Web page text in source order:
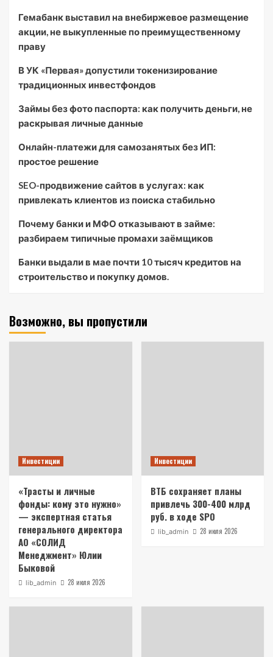
Гемабанк выставил на внебиржевое размещение
акции, не выкупленные по преимущественному
праву
В УК «Первая» допустили токенизирование
традиционных инвестфондов
Займы без фото паспорта: как получить деньги, не
раскрывая личные данные
Онлайн-платежи для самозанятых без ИП:
простое решение
SEO-продвижение сайтов в услугах: как
привлекать клиентов из поиска стабильно
Почему банки и МФО отказывают в займе:
разбираем типичные промахи заёмщиков
Банки выдали в мае почти 10 тысяч кредитов на
строительство и покупку домов.
Возможно, вы пропустили
Инвестиции
«Трасты и личные
фонды: кому это нужно»
— экспертная статья
генерального директора
АО «СОЛИД
Менеджмент» Юлии
Быковой
lib_admin 28 июля 2026
Инвестиции
ВТБ сохраняет планы
привлечь 300-400 млрд
руб. в ходе SPO
lib_admin 28 июля 2026